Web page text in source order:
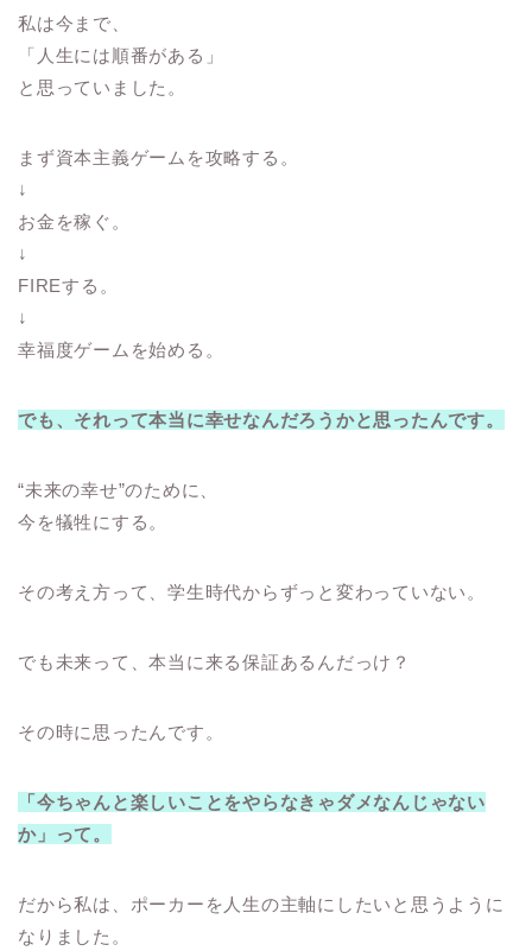
私は今まで、
「人生には順番がある」
と思っていました。
まず資本主義ゲームを攻略する。
↓
お金を稼ぐ。
↓
FIREする。
↓
幸福度ゲームを始める。
でも、それって本当に幸せなんだろうかと思ったんです。
“未来の幸せ”のために、
今を犠牲にする。
その考え方って、学生時代からずっと変わっていない。
でも未来って、本当に来る保証あるんだっけ？
その時に思ったんです。
「今ちゃんと楽しいことをやらなきゃダメなんじゃない
か」って。
だから私は、ポーカーを人生の主軸にしたいと思うように
なりました。